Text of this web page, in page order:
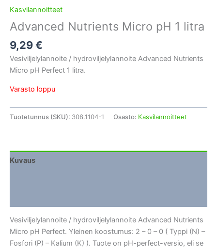
Kasvilannoitteet
Advanced Nutrients Micro pH 1 litra
9,29€
Vesiviljelylannoite / hydroviljelylannoite Advanced Nutrients
Micro pH Perfect 1 litra.
Varasto loppu
Tuotetunnus (SKU): 308.1104-1 Osasto: Kasvilannoitteet
Kuvaus
Vesiviljelylannoite / hydroviljelylannoite Advanced Nutrients
Micro pH Perfect. Yleinen koostumus: 2 – 0 – 0 ( Typpi (N) –
Fosfori (P) – Kalium (K) ). Tuote on pH-perfect-versio, eli se